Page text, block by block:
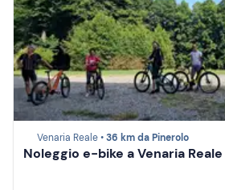
Venaria Reale •36 km da Pinerolo
Noleggio e-bike a Venaria